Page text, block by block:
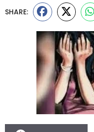
SHARE: